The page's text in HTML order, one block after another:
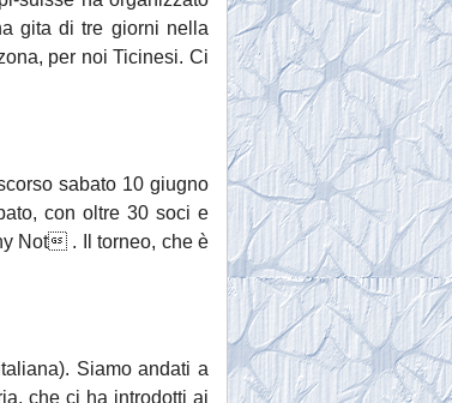
gita di tre giorni nella
per noi Ticinesi. Ci
sabato 10 giugno
con oltre 30 soci e
Not . Il torneo, che è
Siamo andati a
che ci ha introdotti ai